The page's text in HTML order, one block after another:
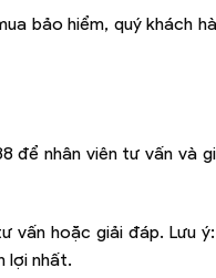
bảo hiểm, quý khách
để nhân viên tư vấn và
vấn hoặc giải đáp. Lưu
lợi nhất.